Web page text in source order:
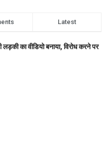
Latest
लड़की का वीडियो बनाया, विरोध करने पर